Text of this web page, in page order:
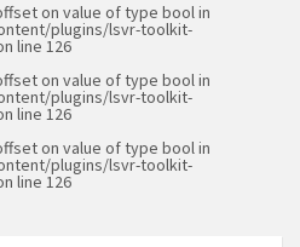
on value of type bool in
plugins/lsvr-toolkit-
line 126
on value of type bool in
plugins/lsvr-toolkit-
line 126
on value of type bool in
plugins/lsvr-toolkit-
line 126